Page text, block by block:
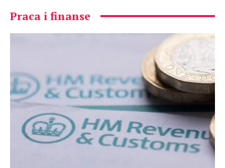
Praca i finanse